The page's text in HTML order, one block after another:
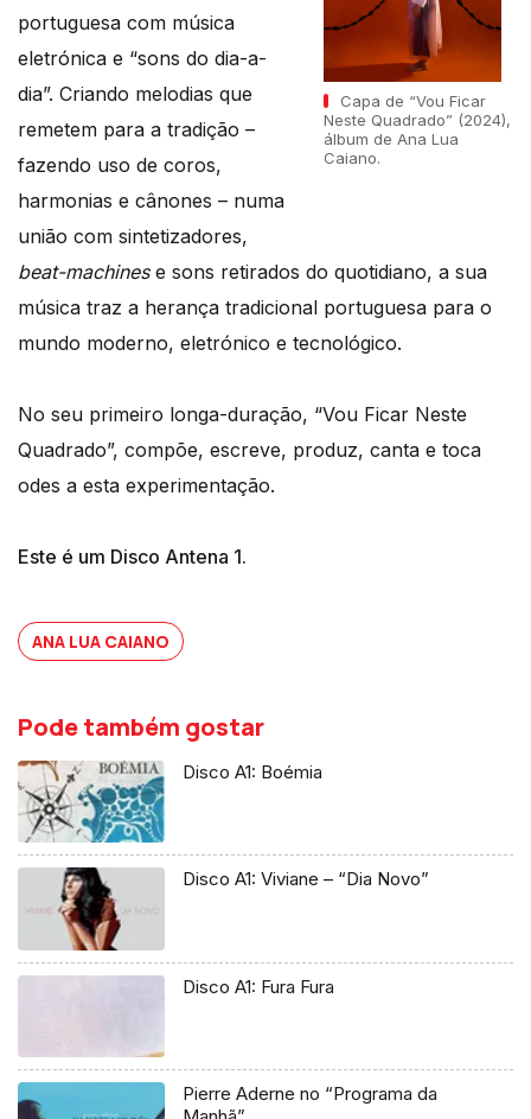
Capa de “Vou Ficar
Neste Quadrado” (2024),
álbum de Ana Lua
Caiano.
portuguesa com música
eletrónica e “sons do dia-a-
dia”. Criando melodias que
remetem para a tradição –
fazendo uso de coros,
harmonias e cânones – numa
união com sintetizadores,
beat-machinese sons retirados do quotidiano, a sua
música traz a herança tradicional portuguesa para o
mundo moderno, eletrónico e tecnológico.
No seu primeiro longa-duração, “Vou Ficar Neste
Quadrado”, compõe, escreve, produz, canta e toca
odes a esta experimentação.
Este é um Disco Antena 1.
ANA LUA CAIANO
Pode também gostar
Disco A1: Boémia
Disco A1: Viviane – “Dia Novo”
Disco A1: Fura Fura
Pierre Aderne no “Programa da